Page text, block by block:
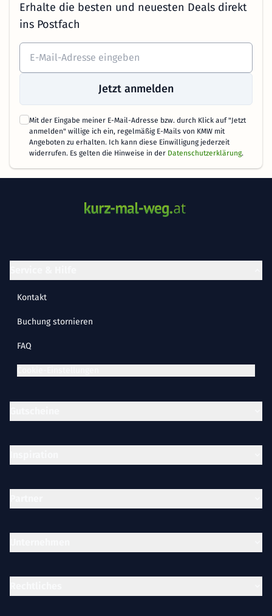
Erhalte die besten und neuesten Deals direkt
ins Postfach
Jetzt anmelden
Mit der Eingabe meiner E-Mail-Adresse bzw. durch Klick auf "Jetzt
anmelden" willige ich ein, regelmäßig E-Mails von KMW mit
Angeboten zu erhalten. Ich kann diese Einwilligung jederzeit
widerrufen. Es gelten die Hinweise in der Datenschutzerklärung.
Kontakt
Buchung stornieren
FAQ